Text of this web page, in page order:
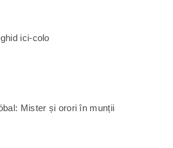
ici-colo
Mister și orori în munții